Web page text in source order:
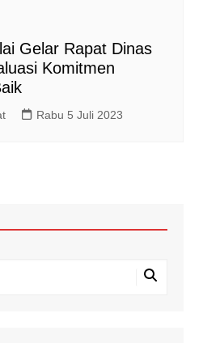
Gelar Rapat Dinas
Komitmen
Rabu 5 Juli 2023